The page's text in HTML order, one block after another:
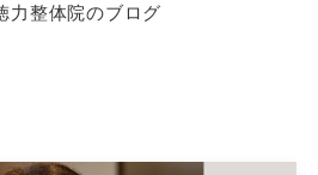
力整体院のブログ